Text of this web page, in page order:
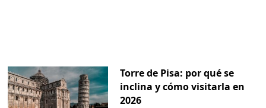
Torre de Pisa: por qué se
inclina y cómo visitarla en
2026